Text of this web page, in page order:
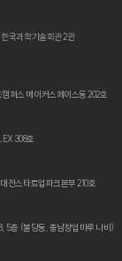
한국과학기술회관 2관
퍼스 메이커스페이스동 202호
308호
대전스타트업파크본부 210호
5층 (불당동, 충남창업마루 나비)